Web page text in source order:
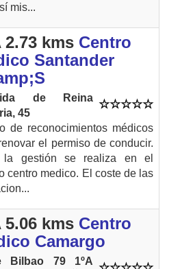
mis...
2.73 kms Centro
Santander
de Reina
45
de reconocimientos médicos
el permiso de conducir.
la gestión se realiza en el
centro medico. El coste de las
5.06 kms Centro
Camargo
Bilbao 79 1ºA